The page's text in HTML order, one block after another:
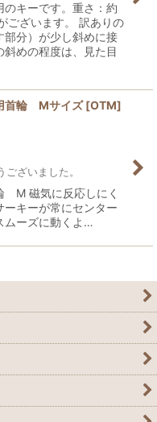
のキーです。重さ：約
ございます。 訳ありの
分）が少し斜めに接
めの程度は、見た目
首輪 Mサイズ [OTM]
ざいました。
M 磁気に反応しにく
ーキーが常にセンター
ムーズに動くよ…